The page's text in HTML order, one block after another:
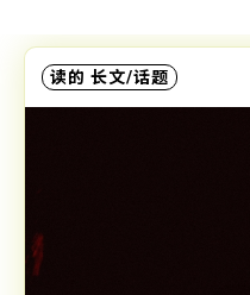
读的 长文/话题